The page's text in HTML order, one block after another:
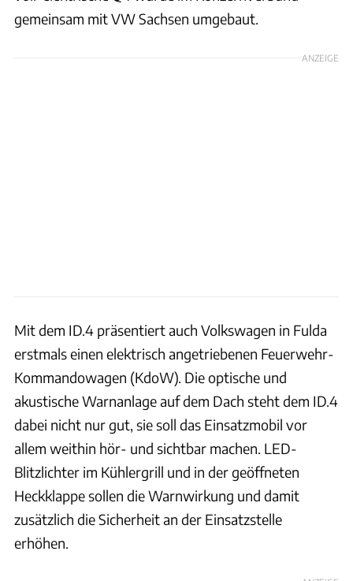
gemeinsam mit VW Sachsen umgebaut.
ANZEIGE
Mit dem ID.4 präsentiert auch Volkswagen in Fulda
erstmals einen elektrisch angetriebenen Feuerwehr-
Kommandowagen (KdoW). Die optische und
akustische Warnanlage auf dem Dach steht dem ID.4
dabei nicht nur gut, sie soll das Einsatzmobil vor
allem weithin hör- und sichtbar machen. LED-
Blitzlichter im Kühlergrill und in der geöffneten
Heckklappe sollen die Warnwirkung und damit
zusätzlich die Sicherheit an der Einsatzstelle
erhöhen.